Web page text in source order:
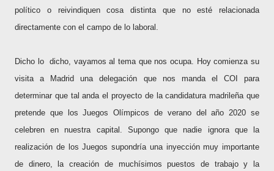
político o reivindiquen cosa distinta que no esté relacionada
directamente con el campo de lo laboral.
Dicho lo
dicho, vayamos al tema que nos ocupa. Hoy comienza su
visita a Madrid una delegación que nos manda el COI para
determinar que tal anda el proyecto de la candidatura madrileña que
pretende que los Juegos Olímpicos de verano del año 2020 se
celebren en nuestra capital. Supongo que nadie ignora que la
realización de los Juegos supondría una inyección muy importante
de dinero, la creación de muchísimos puestos de trabajo y la